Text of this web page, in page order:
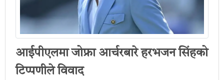
आईपीएलमा जोफ्रा आर्चरबारे हरभजन सिंहको
टिप्पणीले विवाद